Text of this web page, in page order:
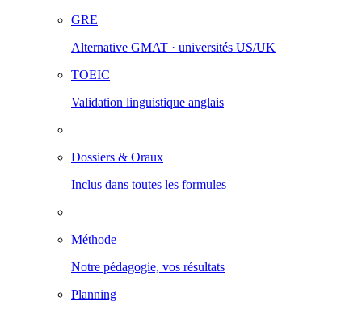
GRE
Alternative GMAT · universités US/UK
TOEIC
Validation linguistique anglais
Dossiers & Oraux
Inclus dans toutes les formules
Méthode
Notre pédagogie, vos résultats
Planning